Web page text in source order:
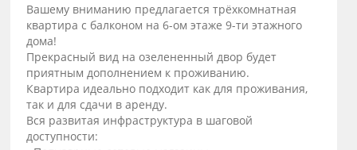
Вашему вниманию предлагается трёхкомнатная
квартира с балконом на 6-ом этаже 9-ти этажного
дома!
Прекрасный вид на озелененный двор будет
приятным дополнением к проживанию.
Квартира идеально подходит как для проживания,
так и для сдачи в аренду.
Вся развитая инфраструктура в шаговой
доступности: